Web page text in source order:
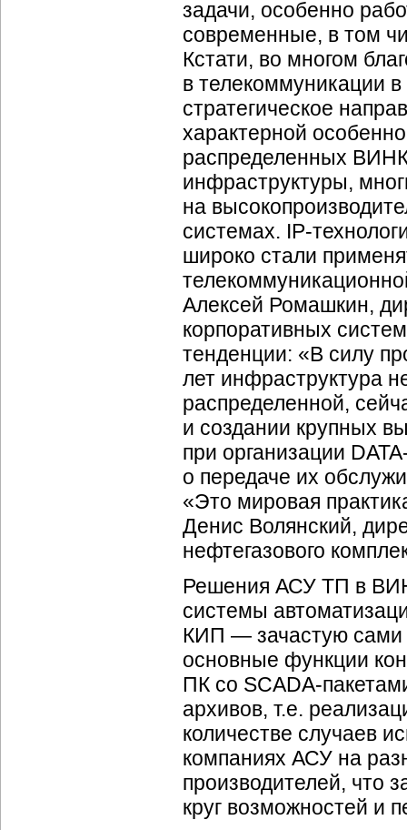
задачи, особенно
современные, в том
Кстати, во многом
в телекоммуникации
стратегическое
характерной
распределенных
инфраструктуры,
на
системах. IP-
широко стали
Алексей Ромашкин,
корпоративных
тенденции: «В силу
лет инфраструктура
распределенной,
и создании крупных
при организации
о передаче их
«Это мировая
Денис Волянский,
нефтегазового
Решения АСУ ТП в
системы
КИП — зачастую сами
основные функции
ПК со SCADA-
архивов, т.е.
количестве случаев
компаниях АСУ на
производителей, что
круг возможностей и